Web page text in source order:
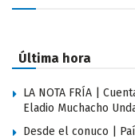
Última hora
LA NOTA FRÍA |
Eladio Muchacho
Desde el conuco |